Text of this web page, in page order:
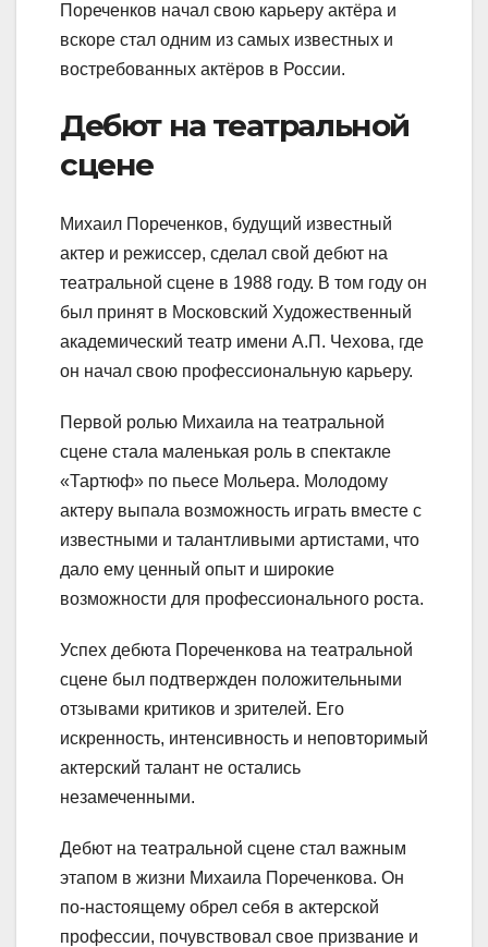
Пореченков начал свою карьеру актёра и
вскоре стал одним из самых известных и
востребованных актёров в России.
Дебют на театральной
сцене
Михаил Пореченков, будущий известный
актер и режиссер, сделал свой дебют на
театральной сцене в 1988 году. В том году он
был принят в Московский Художественный
академический театр имени А.П. Чехова, где
он начал свою профессиональную карьеру.
Первой ролью Михаила на театральной
сцене стала маленькая роль в спектакле
«Тартюф» по пьесе Мольера. Молодому
актеру выпала возможность играть вместе с
известными и талантливыми артистами, что
дало ему ценный опыт и широкие
возможности для профессионального роста.
Успех дебюта Пореченкова на театральной
сцене был подтвержден положительными
отзывами критиков и зрителей. Его
искренность, интенсивность и неповторимый
актерский талант не остались
незамеченными.
Дебют на театральной сцене стал важным
этапом в жизни Михаила Пореченкова. Он
по-настоящему обрел себя в актерской
профессии, почувствовал свое призвание и